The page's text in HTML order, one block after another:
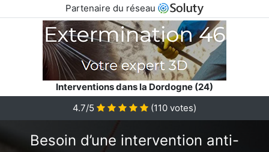
Partenaire du réseau
Interventions dans la Dordogne (24)
4.7/5
(110 votes)
Besoin d’une intervention anti-